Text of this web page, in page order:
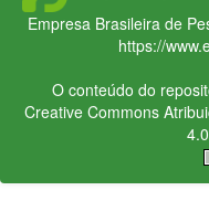
Empresa Brasileira de
https://
O conteúdo do
Creative Commons